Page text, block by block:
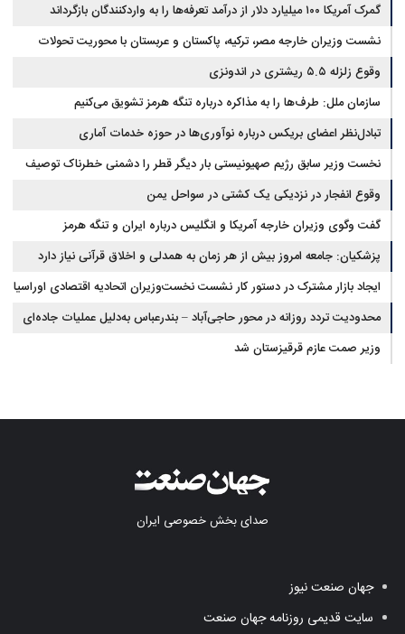
گمرک آمریکا ۱۰۰ میلیارد دلار از درآمد تعرفه‌ها را به واردکنندگان بازگرداند
نشست وزیران خارجه مصر، ترکیه، پاکستان و عربستان با محوریت تحولات
منطقه
وقوع زلزله ۵.۵ ریشتری در اندونزی
سازمان ملل: طرف‌ها را به مذاکره درباره تنگه هرمز تشویق می‌کنیم
تبادل‌نظر اعضای بریکس درباره نوآوری‌ها در حوزه خدمات آماری
نخست وزیر سابق رژیم صهیونیستی بار دیگر قطر را دشمنی خطرناک توصیف
کردوقوع انفجار در نزدیکی یک کشتی در سواحل یمن
گفت وگوی وزیران خارجه آمریکا و انگلیس درباره ایران و تنگه هرمز
پزشکیان: جامعه امروز بیش از هر زمان به همدلی و اخلاق قرآنی نیاز دارد
ایجاد بازار مشترک در دستور کار نشست نخست‌وزیران اتحادیه اقتصادی اوراسیا
محدودیت تردد روزانه در محور حاجی‌آباد – بندرعباس به‌دلیل عملیات جاده‌ای
وزیر صمت عازم قرقیزستان شد
صدای بخش خصوصی ایران
جهان صنعت نیوز
سایت قدیمی روزنامه جهان صنعت